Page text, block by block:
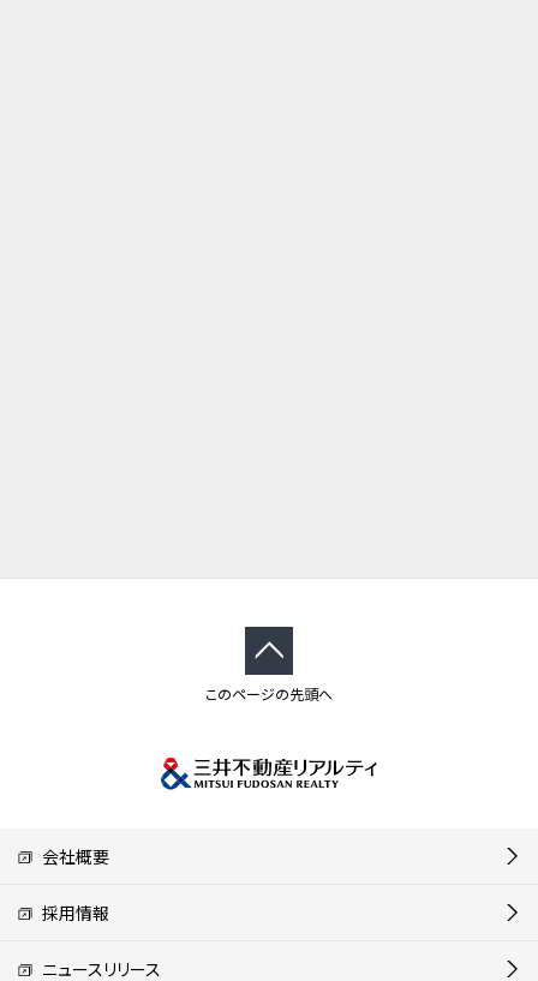
このページの先頭へ
会社概要
採用情報
ニュースリリース